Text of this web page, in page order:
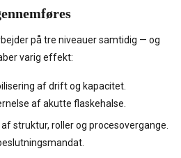
på tre niveauer samtidig — og
varig effekt:
af drift og kapacitet.
af akutte flaskehalse.
struktur, roller og procesovergange.